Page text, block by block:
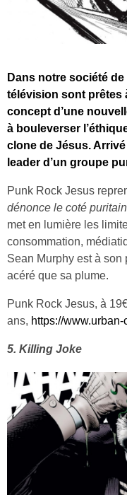
Dans notre société
télévision sont prêtes
concept d’une
à bouleverser
clone de Jésus.
leader d’un groupe
Punk Rock Jesus
dénonce le coté
met en lumière les
consommation,
Sean Murphy est à son
acéré que sa plume.
Punk Rock Jesus, à
ans, https://
5. Killing Joke